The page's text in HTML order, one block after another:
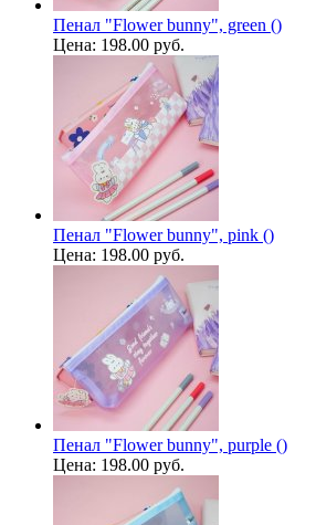
Пенал "Flower bunny", green ()
Цена: 198.00 руб.
Пенал "Flower bunny", pink ()
Цена: 198.00 руб.
Пенал "Flower bunny", purple ()
Цена: 198.00 руб.